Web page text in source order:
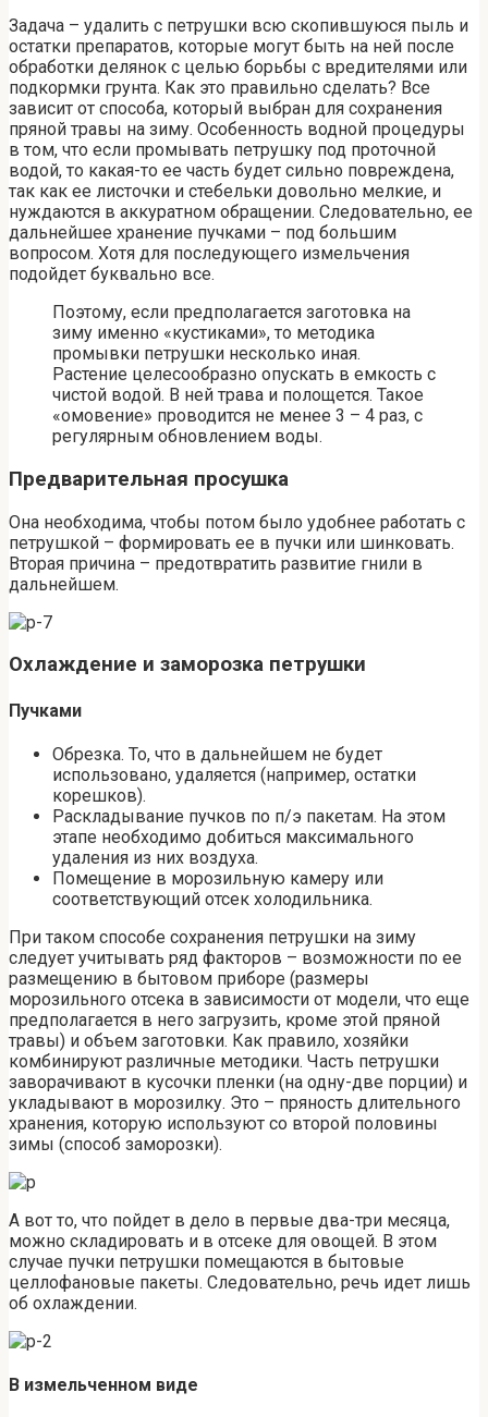
Задача – удалить с петрушки всю скопившуюся пыль и
остатки препаратов, которые могут быть на ней после
обработки делянок с целью борьбы с вредителями или
подкормки грунта. Как это правильно сделать? Все
зависит от способа, который выбран для сохранения
пряной травы на зиму. Особенность водной процедуры
в том, что если промывать петрушку под проточной
водой, то какая-то ее часть будет сильно повреждена,
так как ее листочки и стебельки довольно мелкие, и
нуждаются в аккуратном обращении. Следовательно, ее
дальнейшее хранение пучками – под большим
вопросом. Хотя для последующего измельчения
подойдет буквально все.
Поэтому, если предполагается заготовка на
зиму именно «кустиками», то методика
промывки петрушки несколько иная.
Растение целесообразно опускать в емкость с
чистой водой. В ней трава и полощется. Такое
«омовение» проводится не менее 3 – 4 раз, с
регулярным обновлением воды.
Предварительная просушка
Она необходима, чтобы потом было удобнее работать с
петрушкой – формировать ее в пучки или шинковать.
Вторая причина – предотвратить развитие гнили в
дальнейшем.
Охлаждение и заморозка петрушки
Пучками
Обрезка. То, что в дальнейшем не будет
использовано, удаляется (например, остатки
корешков).
Раскладывание пучков по п/э пакетам. На этом
этапе необходимо добиться максимального
удаления из них воздуха.
Помещение в морозильную камеру или
соответствующий отсек холодильника.
При таком способе сохранения петрушки на зиму
следует учитывать ряд факторов – возможности по ее
размещению в бытовом приборе (размеры
морозильного отсека в зависимости от модели, что еще
предполагается в него загрузить, кроме этой пряной
травы) и объем заготовки. Как правило, хозяйки
комбинируют различные методики. Часть петрушки
заворачивают в кусочки пленки (на одну-две порции) и
укладывают в морозилку. Это – пряность длительного
хранения, которую используют со второй половины
зимы (способ заморозки).
А вот то, что пойдет в дело в первые два-три месяца,
можно складировать и в отсеке для овощей. В этом
случае пучки петрушки помещаются в бытовые
целлофановые пакеты. Следовательно, речь идет лишь
об охлаждении.
В измельченном виде